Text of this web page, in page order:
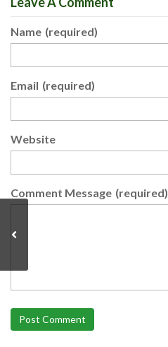
Name (required)
Email (required)
Website
Comment Message (required)
Post Comment